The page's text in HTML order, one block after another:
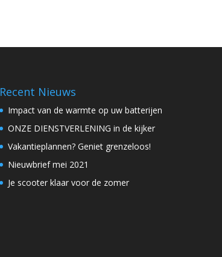
Recent Nieuws
Impact van de warmte op uw batterijen
ONZE DIENSTVERLENING in de kijker
Vakantieplannen? Geniet grenzeloos!
Nieuwbrief mei 2021
Je scooter klaar voor de zomer